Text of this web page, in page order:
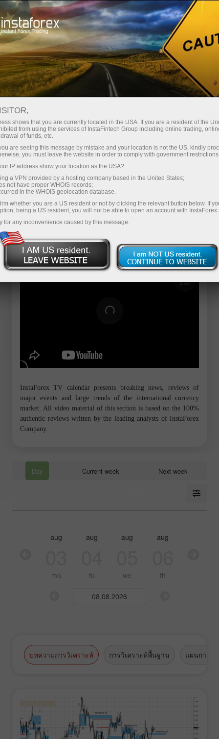
For Traders Forex Analytics
InstaForex TV
Forex calendar
Trader’s calendar on March 3: USD
could become less attractive for traders
(th)
เปิดบัญชีซื้อขาย
เปิดบัญชีเดโม่
InstaForex TV calendar presents breaking news, reviews of
major events and large trends of the international currency
market. All video material of this section is based on the 100%
authentic reviews written by the leading analysts of InstaForex
Company.
Day Current week Next week
aug
mo
aug
tu
aug
we
aug
th
บทความการวิเคราะห์ การวิเคราะห์พื้นฐาน แผนการซื้
shows that you are currently located in the USA. If you are a resident of the
from using the services of InstaFintech Group including online trading,
of funds, etc.
are seeing this message by mistake and your location is not the US, kindly
you must leave the website in order to comply with government
IP address show your location as the USA?
a VPN provided by a hosting company based in the United States;
not have proper WHOIS records;
in the WHOIS geolocation database.
whether you are a US resident or not by clicking the relevant button below. If
being a US resident, you will not be able to open an account with InstaForex
for any inconvenience caused by this message.